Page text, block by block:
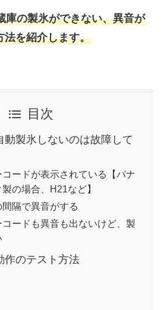
庫の製氷ができない、異音が
法を紹介します。
目次
動製氷しないのは故障して
ードが表示されている【パナ
の場合、H21など】
隔で異音がする
ードも異音も出ないけど、製
作のテスト方法